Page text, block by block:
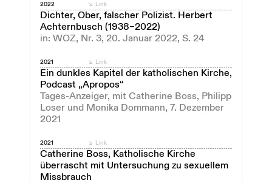
2022
Dichter, Ober, falscher Polizist. Herbert
Achternbusch (1938–2022)
in: WOZ, Nr. 3, 20. Januar 2022, S. 24
Link
2021
Ein dunkles Kapitel der katholischen Kirche,
Podcast „Apropos“
Tages-Anzeiger, mit Catherine Boss, Philipp
Loser und Monika Dommann, 7. Dezember
2021
Link
2021
Catherine Boss, Katholische Kirche
überrascht mit Untersuchung zu sexuellem
Missbrauch
Link